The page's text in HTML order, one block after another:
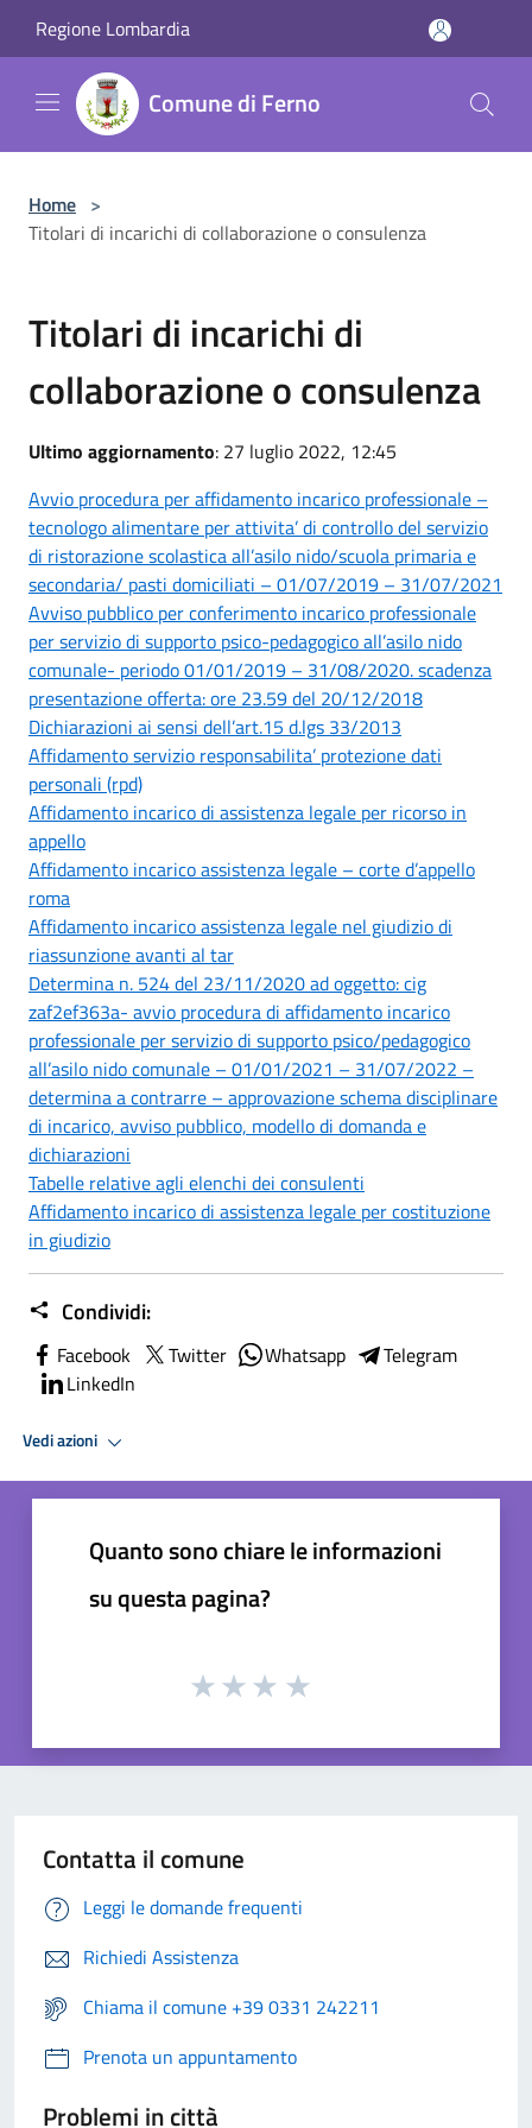
Regione Lombardia
Comune di Ferno
Home >
Titolari di incarichi di collaborazione o consulenza
Titolari di incarichi di
collaborazione o consulenza
Ultimo aggiornamento: 27 luglio 2022, 12:45
Avvio procedura per affidamento incarico professionale –
tecnologo alimentare per attivita’ di controllo del servizio
di ristorazione scolastica all’asilo nido/scuola primaria e
secondaria/ pasti domiciliati – 01/07/2019 – 31/07/2021
Avviso pubblico per conferimento incarico professionale
per servizio di supporto psico-pedagogico all’asilo nido
comunale- periodo 01/01/2019 – 31/08/2020. scadenza
presentazione offerta: ore 23.59 del 20/12/2018
Dichiarazioni ai sensi dell’art.15 d.lgs 33/2013
Affidamento servizio responsabilita’ protezione dati
personali (rpd)
Affidamento incarico di assistenza legale per ricorso in
appello
Affidamento incarico assistenza legale – corte d’appello
roma
Affidamento incarico assistenza legale nel giudizio di
riassunzione avanti al tar
Determina n. 524 del 23/11/2020 ad oggetto: cig
zaf2ef363a- avvio procedura di affidamento incarico
professionale per servizio di supporto psico/pedagogico
all’asilo nido comunale – 01/01/2021 – 31/07/2022 –
determina a contrarre – approvazione schema disciplinare
di incarico, avviso pubblico, modello di domanda e
dichiarazioni
Tabelle relative agli elenchi dei consulenti
Affidamento incarico di assistenza legale per costituzione
in giudizio
Condividi:
Facebook Twitter Whatsapp
Telegram
LinkedIn
Vedi azioni
Quanto sono chiare le informazioni
su questa pagina?
Contatta il comune
Leggi le domande frequenti
Richiedi Assistenza
Chiama il comune +39 0331 242211
Prenota un appuntamento
Problemi in città